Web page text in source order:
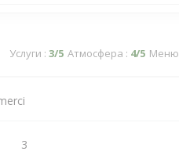
Услуги : 3/5 Атмосфера : 4/5 Меню
3